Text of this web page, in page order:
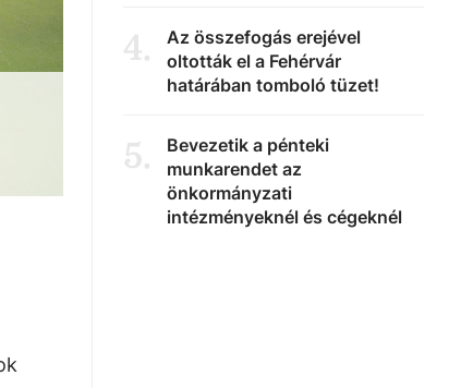
4.
Az összefogás erejével
oltották el a Fehérvár
határában tomboló tüzet!
5.
Bevezetik a pénteki
munkarendet az
önkormányzati
intézményeknél és cégeknél